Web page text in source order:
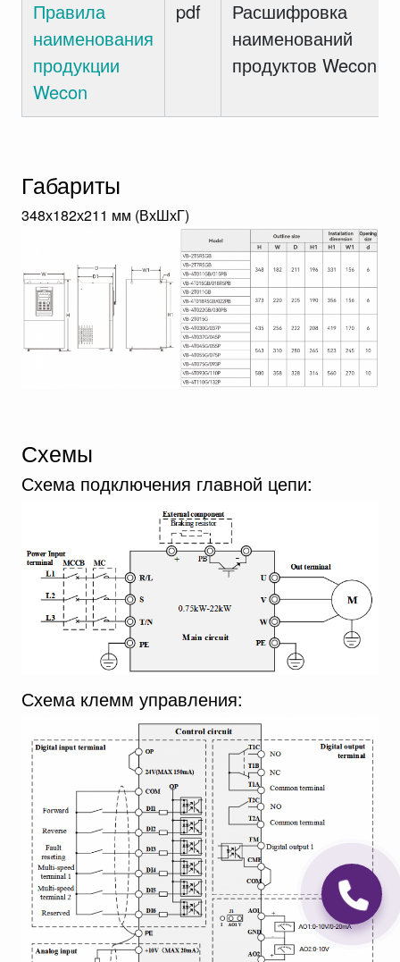
Правила
наименования
продукции
Wecon
pdf
Расшифровка
наименований
продуктов Wecon
Габариты
348х182х211 мм (ВхШхГ)
Схемы
Схема подключения главной цепи:
Схема клемм управления: